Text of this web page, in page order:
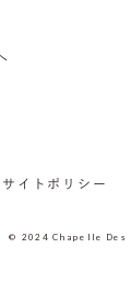
サイトポリシー
© 2024 Chapelle Des